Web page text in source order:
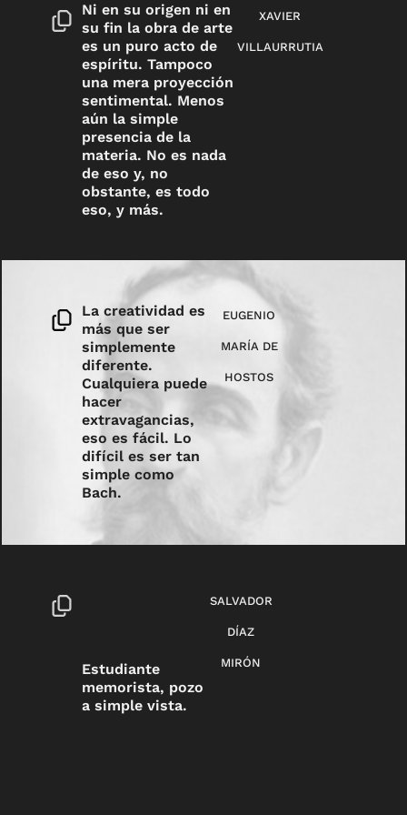
Ni en su origen ni en
su fin la obra de arte
es un puro acto de
espíritu. Tampoco
una mera proyección
sentimental. Menos
aún la simple
presencia de la
materia. No es nada
de eso y, no
obstante, es todo
eso, y más.
XAVIER
VILLAURRUTIA
La creatividad es
más que ser
simplemente
diferente.
Cualquiera puede
hacer
extravagancias,
eso es fácil. Lo
difícil es ser tan
simple como
Bach.
EUGENIO
MARÍA DE
HOSTOS
Estudiante
memorista, pozo
a simple vista.
SALVADOR
DÍAZ
MIRÓN